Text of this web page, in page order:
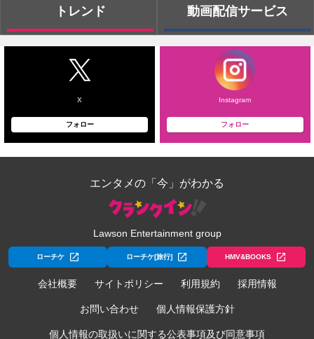
トレンド 動画配信サービス
X
フォロー
Instagram
フォロー
エンタメの「今」がわかる
Lawson Entertainment group
ローチケ ローチケ[旅行] HMV&BOOKS
会社概要 サイトポリシー 利用規約 採用情報
お問い合わせ 個人情報保護方針
個人情報の取扱いに関する公表事項及び同意事項